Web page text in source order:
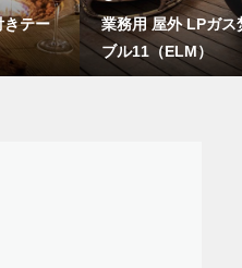
きテー
業務用 屋外 LPガス
ブル10（ELM）